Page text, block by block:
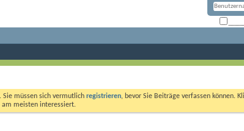
Sie müssen sich vermutlich registrieren, bevor Sie Beiträge verfassen können.
am meisten interessiert.